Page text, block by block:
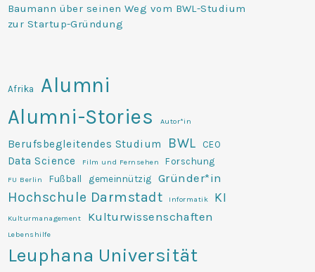
Baumann über seinen Weg vom BWL-Studium
zur Startup-Gründung
Afrika
Alumni
Alumni-Stories
Autor*in
Berufsbegleitendes Studium BWL CEO
Data Science Film und Fernsehen Forschung
FU Berlin Fußball gemeinnützig Gründer*in
Hochschule Darmstadt Informatik KI
Kulturmanagement Kulturwissenschaften
Lebenshilfe
Leuphana Universität